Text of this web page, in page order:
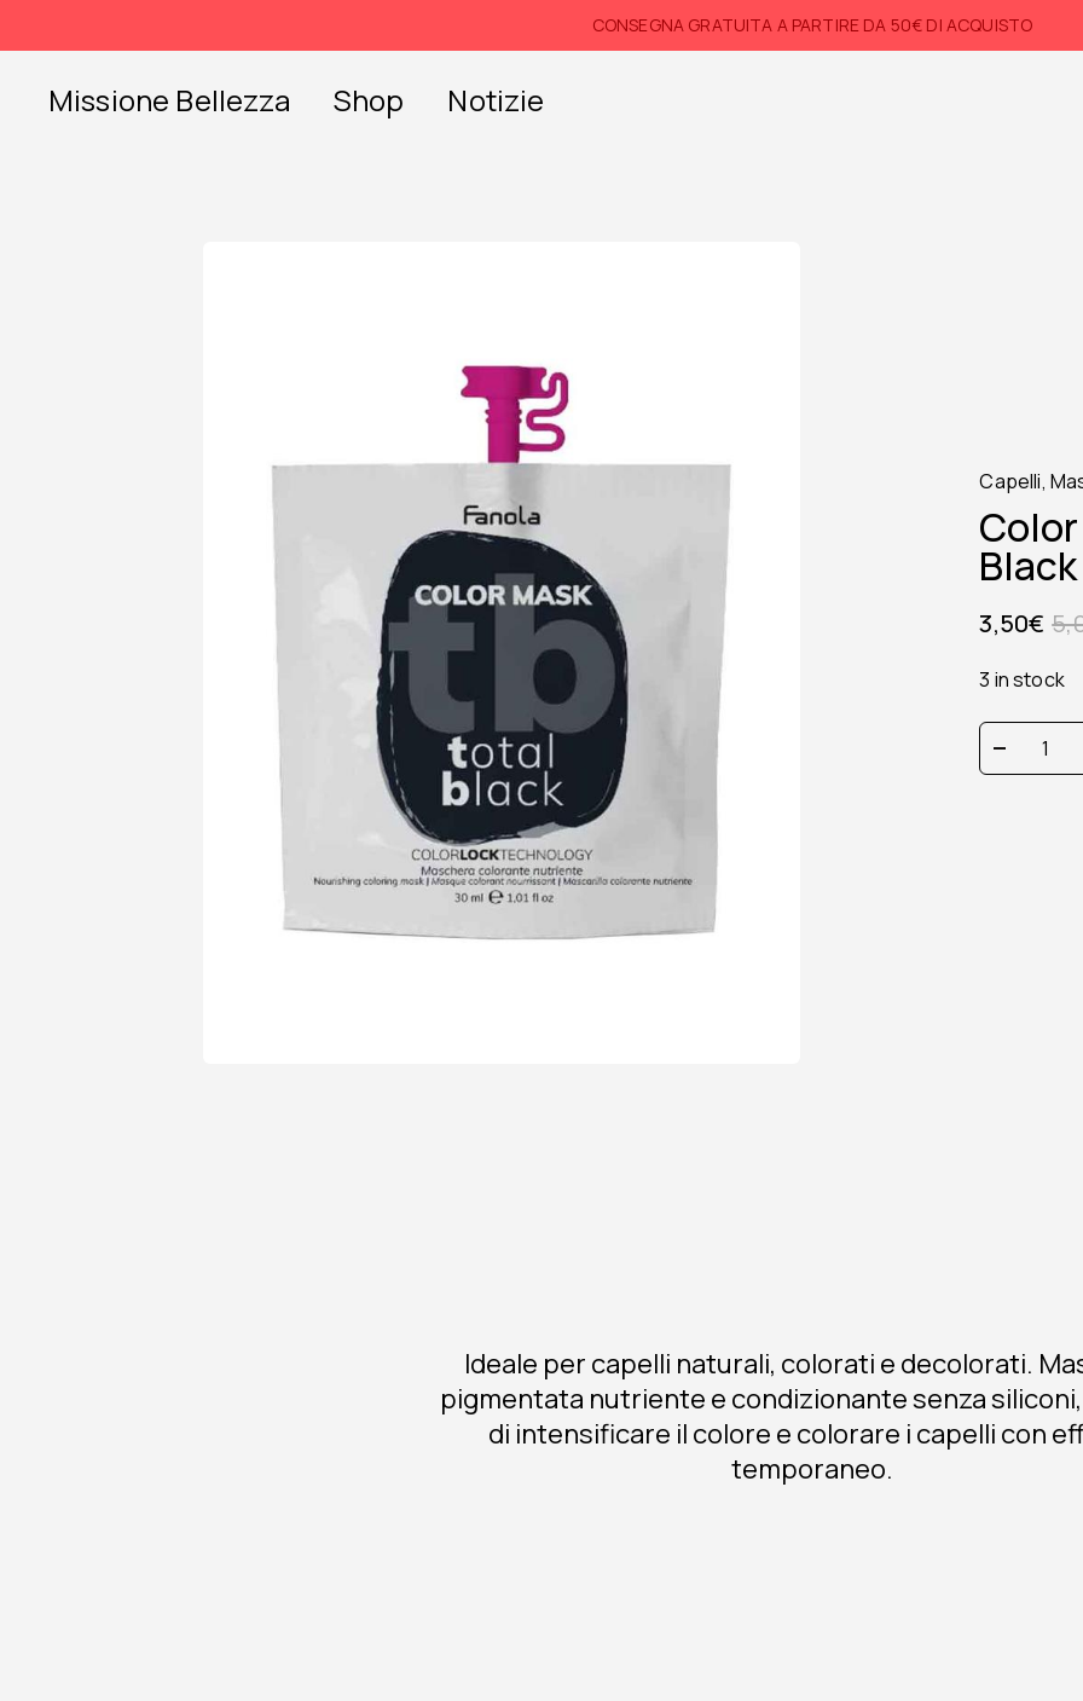
content
CONSEGNA GRATUITA A PARTIRE DA 50€ DI ACQUISTO
Missione Bellezza Shop Notizie
Capelli,
3,50€
3 in stock
color
mask
Ideale per capelli naturali, colorati e decolorati.
pigmentata nutriente e condizionante senza
di intensificare il colore e colorare i capelli con
temporaneo.